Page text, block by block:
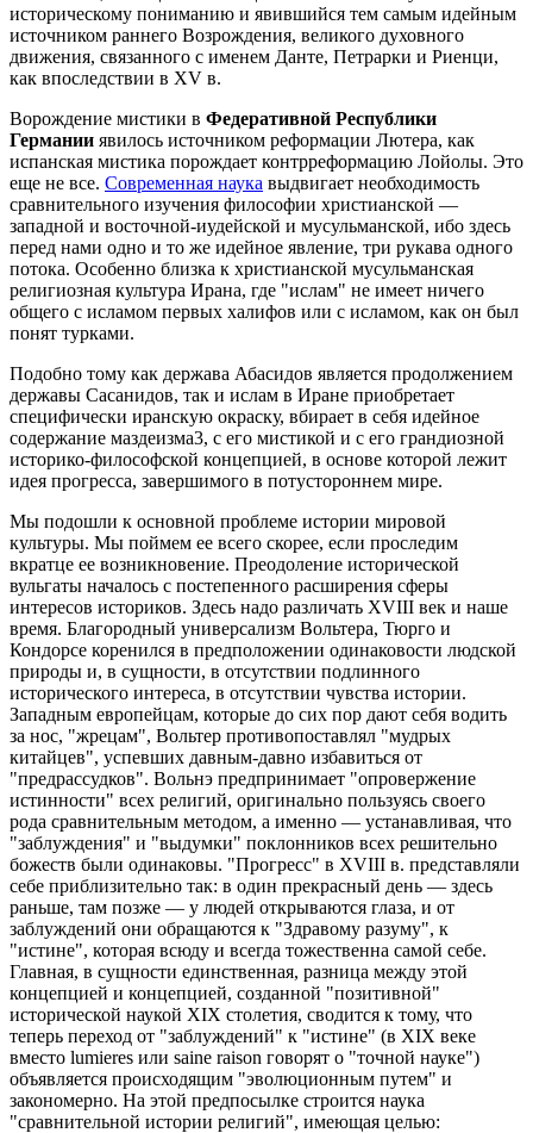
историческому пониманию и явившийся тем самым идейным
источником раннего Возрождения, великого духовного
движения, связанного с именем Данте, Петрарки и Риенци,
как впоследствии в XV в.
Ворождение мистики в Федеративной Республики
Германии явилось источником реформации Лютера, как
испанская мистика порождает контрреформацию Лойолы. Это
еще не все. Современная наука выдвигает необходимость
сравнительного изучения философии христианской —
западной и восточной-иудейской и мусульманской, ибо здесь
перед нами одно и то же идейное явление, три рукава одного
потока. Особенно близка к христианской мусульманская
религиозная культура Ирана, где "ислам" не имеет ничего
общего с исламом первых халифов или с исламом, как он был
понят турками.
Подобно тому как держава Абасидов является продолжением
державы Сасанидов, так и ислам в Иране приобретает
специфически иранскую окраску, вбирает в себя идейное
содержание маздеизма3, с его мистикой и с его грандиозной
историко-философской концепцией, в основе которой лежит
идея прогресса, завершимого в потустороннем мире.
Мы подошли к основной проблеме истории мировой
культуры. Мы поймем ее всего скорее, если проследим
вкратце ее возникновение. Преодоление исторической
вульгаты началось с постепенного расширения сферы
интересов историков. Здесь надо различать XVIII век и наше
время. Благородный универсализм Вольтера, Тюрго и
Кондорсе коренился в предположении одинаковости людской
природы и, в сущности, в отсутствии подлинного
исторического интереса, в отсутствии чувства истории.
Западным европейцам, которые до сих пор дают себя водить
за нос, "жрецам", Вольтер противопоставлял "мудрых
китайцев", успевших давным-давно избавиться от
"предрассудков". Вольнэ предпринимает "опровержение
истинности" всех религий, оригинально пользуясь своего
рода сравнительным методом, а именно — устанавливая, что
"заблуждения" и "выдумки" поклонников всех решительно
божеств были одинаковы. "Прогресс" в XVIII в. представляли
себе приблизительно так: в один прекрасный день — здесь
раньше, там позже — у людей открываются глаза, и от
заблуждений они обращаются к "Здравому разуму", к
"истине", которая всюду и всегда тожественна самой себе.
Главная, в сущности единственная, разница между этой
концепцией и концепцией, созданной "позитивной"
исторической наукой XIX столетия, сводится к тому, что
теперь переход от "заблуждений" к "истине" (в XIX веке
вместо lumieres или saine raison говорят о "точной науке")
объявляется происходящим "эволюционным путем" и
закономерно. На этой предпосылке строится наука
"сравнительной истории религий", имеющая целью: